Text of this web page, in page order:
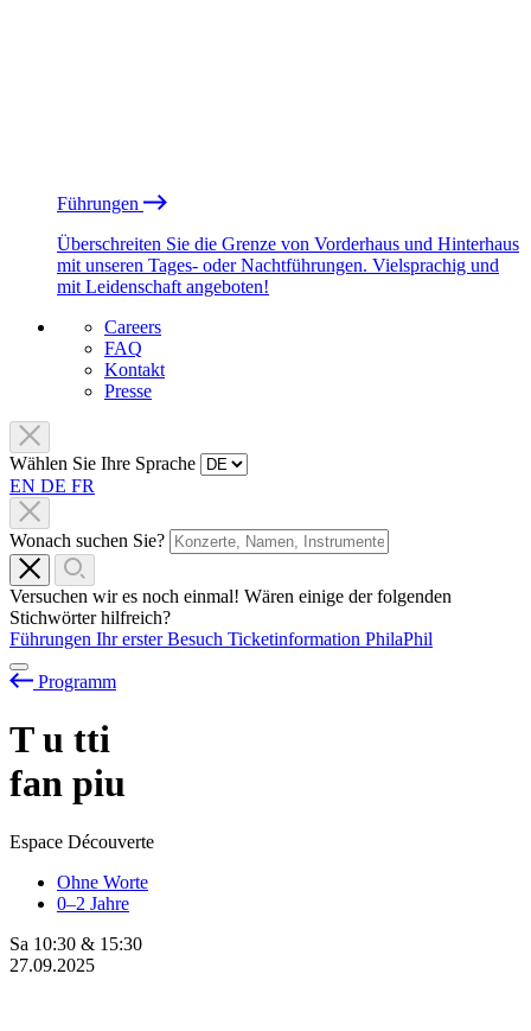
Führungen
Überschreiten Sie die Grenze von Vorderhaus und Hinterhaus
mit unseren Tages- oder Nachtführungen. Vielsprachig und
mit Leidenschaft angeboten!
Careers
FAQ
Kontakt
Presse
Wählen Sie Ihre Sprache
EN DE FR
Wonach suchen Sie?
Versuchen wir es noch einmal! Wären einige der folgenden
Stichwörter hilfreich?
Führungen Ihr erster Besuch Ticketinformation PhilaPhil
Programm
Tu tti
fan piu
Espace Découverte
Ohne Worte
0–2 Jahre
Sa 10:30 & 15:30
27.09.2025